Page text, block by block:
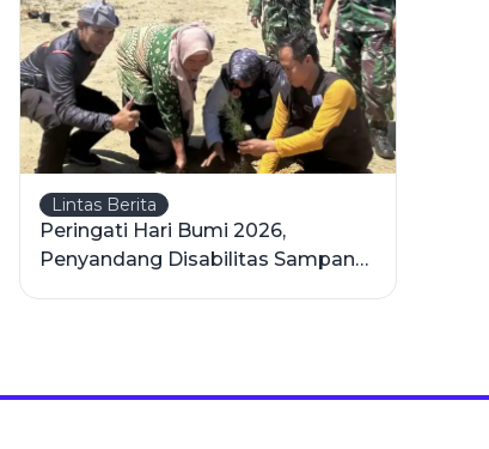
Lintas Berita
Peringati Hari Bumi 2026,
Penyandang Disabilitas Sampang